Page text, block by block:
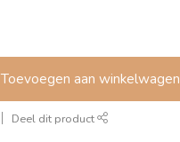
Toevoegen aan winkelwagen
Deel dit product